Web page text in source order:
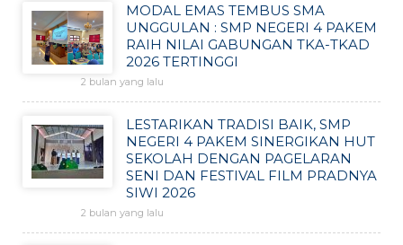
MODAL EMAS TEMBUS SMA
UNGGULAN : SMP NEGERI 4 PAKEM
RAIH NILAI GABUNGAN TKA-TKAD
2026 TERTINGGI
2 bulan yang lalu
LESTARIKAN TRADISI BAIK, SMP
NEGERI 4 PAKEM SINERGIKAN HUT
SEKOLAH DENGAN PAGELARAN
SENI DAN FESTIVAL FILM PRADNYA
SIWI 2026
2 bulan yang lalu